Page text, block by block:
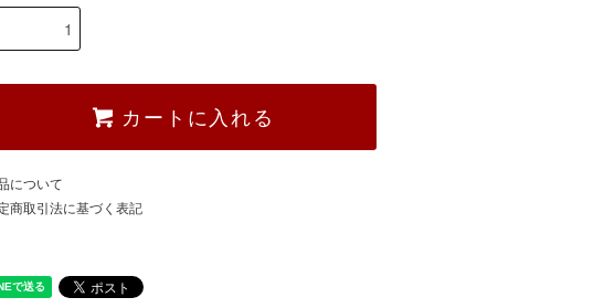
カートに入れる
について
商取引法に基づく表記